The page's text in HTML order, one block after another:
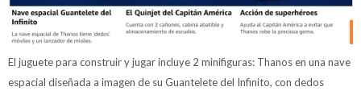
El juguete para construir y jugar incluye 2 minifiguras: Thanos en una nave
espacial diseñada a imagen de su Guantelete del Infinito, con dedos